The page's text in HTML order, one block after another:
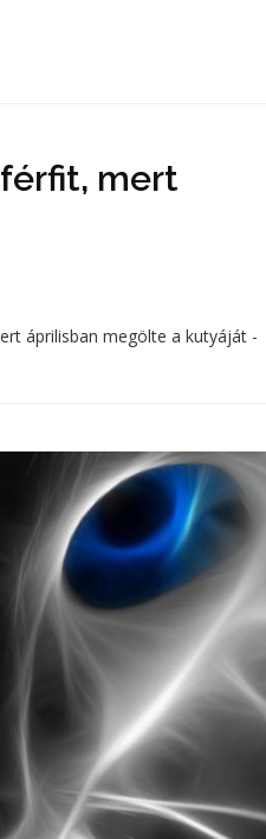
mert
áprilisban megölte a kutyáját -